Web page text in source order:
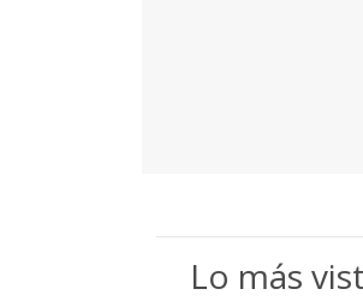
Lo más